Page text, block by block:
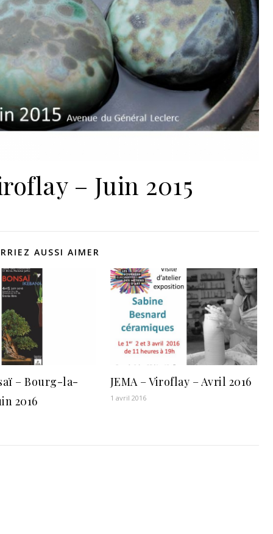
– Juin 2015
AUSSI AIMER
– Bourg-la-
2016
JEMA – Viroflay – Avril 2016
1 avril 2016